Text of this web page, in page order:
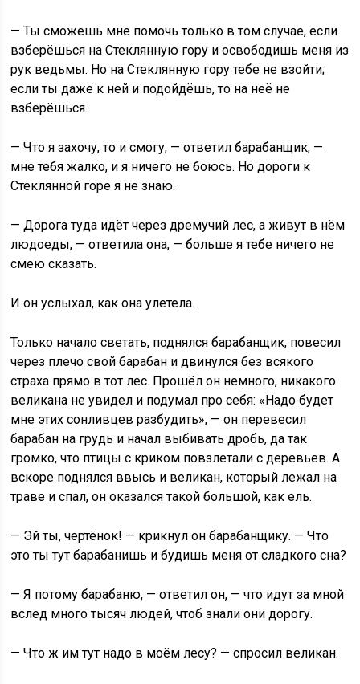
— Ты сможешь мне помочь только в том случае, если
взберёшься на Стеклянную гору и освободишь меня из
рук ведьмы. Но на Стеклянную гору тебе не взойти;
если ты даже к ней и подойдёшь, то на неё не
взберёшься.
— Что я захочу, то и смогу, — ответил барабанщик, —
мне тебя жалко, и я ничего не боюсь. Но дороги к
Стеклянной горе я не знаю.
— Дорога туда идёт через дремучий лес, а живут в нём
людоеды, — ответила она, — больше я тебе ничего не
смею сказать.
И он услыхал, как она улетела.
Только начало светать, поднялся барабанщик, повесил
через плечо свой барабан и двинулся без всякого
страха прямо в тот лес. Прошёл он немного, никакого
великана не увидел и подумал про себя: «Надо будет
мне этих сонливцев разбудить», — он перевесил
барабан на грудь и начал выбивать дробь, да так
громко, что птицы с криком повзлетали с деревьев. А
вскоре поднялся ввысь и великан, который лежал на
траве и спал, он оказался такой большой, как ель.
— Эй ты, чертёнок! — крикнул он барабанщику. — Что
это ты тут барабанишь и будишь меня от сладкого сна?
— Я потому барабаню, — ответил он, — что идут за мной
вслед много тысяч людей, чтоб знали они дорогу.
— Что ж им тут надо в моём лесу? — спросил великан.